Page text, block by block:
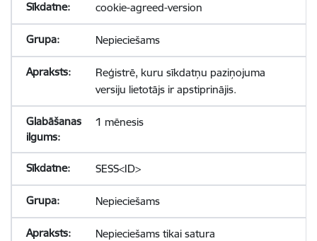
cookie-agreed-version
Nepieciešams
Reģistrē, kuru sīkdatņu paziņojuma
versiju lietotājs ir apstiprinājis.
1 mēnesis
SESS<ID>
Nepieciešams
Nepieciešams tikai satura